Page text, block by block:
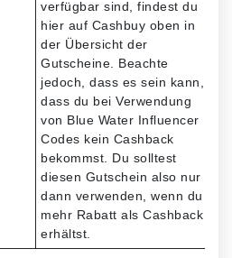
verfügbar sind, findest du
hier auf Cashbuy oben in
der Übersicht der
Gutscheine. Beachte
jedoch, dass es sein kann,
dass du bei Verwendung
von Blue Water Influencer
Codes kein Cashback
bekommst. Du solltest
diesen Gutschein also nur
dann verwenden, wenn du
mehr Rabatt als Cashback
erhältst.